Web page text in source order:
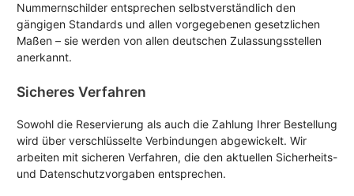
Nummernschilder entsprechen selbstverständlich den
gängigen Standards und allen vorgegebenen gesetzlichen
Maßen – sie werden von allen deutschen Zulassungsstellen
anerkannt.
Sicheres Verfahren
Sowohl die Reservierung als auch die Zahlung Ihrer Bestellung
wird über verschlüsselte Verbindungen abgewickelt. Wir
arbeiten mit sicheren Verfahren, die den aktuellen Sicherheits-
und Datenschutzvorgaben entsprechen.